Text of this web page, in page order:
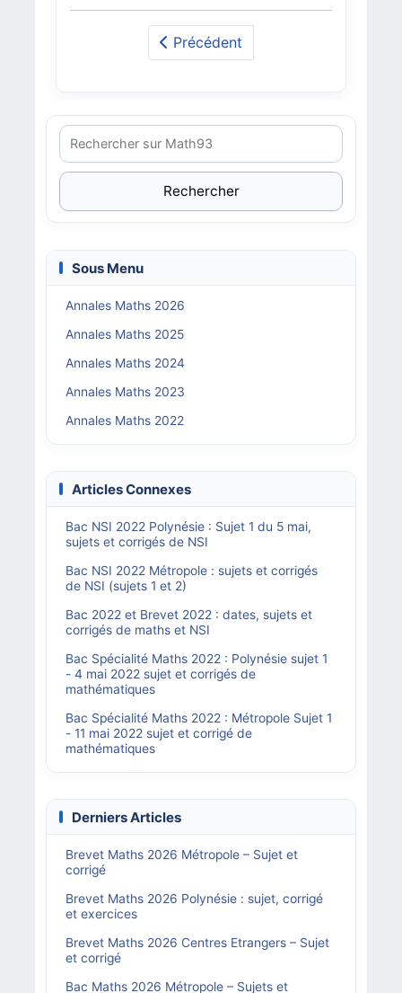
Précédent
Rechercher
Sous Menu
Annales Maths 2026
Annales Maths 2025
Annales Maths 2024
Annales Maths 2023
Annales Maths 2022
Articles Connexes
Bac NSI 2022 Polynésie : Sujet 1 du 5 mai,
sujets et corrigés de NSI
Bac NSI 2022 Métropole : sujets et corrigés
de NSI (sujets 1 et 2)
Bac 2022 et Brevet 2022 : dates, sujets et
corrigés de maths et NSI
Bac Spécialité Maths 2022 : Polynésie sujet 1
- 4 mai 2022 sujet et corrigés de
mathématiques
Bac Spécialité Maths 2022 : Métropole Sujet 1
- 11 mai 2022 sujet et corrigé de
mathématiques
Derniers Articles
Brevet Maths 2026 Métropole – Sujet et
corrigé
Brevet Maths 2026 Polynésie : sujet, corrigé
et exercices
Brevet Maths 2026 Centres Etrangers – Sujet
et corrigé
Bac Maths 2026 Métropole – Sujets et